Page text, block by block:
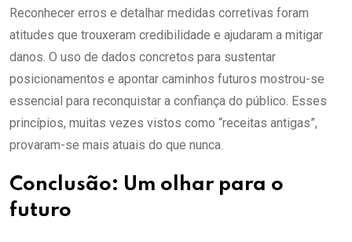
Reconhecer erros e detalhar medidas corretivas foram
atitudes que trouxeram credibilidade e ajudaram a mitigar
danos. O uso de dados concretos para sustentar
posicionamentos e apontar caminhos futuros mostrou-se
essencial para reconquistar a confiança do público. Esses
princípios, muitas vezes vistos como “receitas antigas”,
provaram-se mais atuais do que nunca.
Conclusão: Um olhar para o
futuro